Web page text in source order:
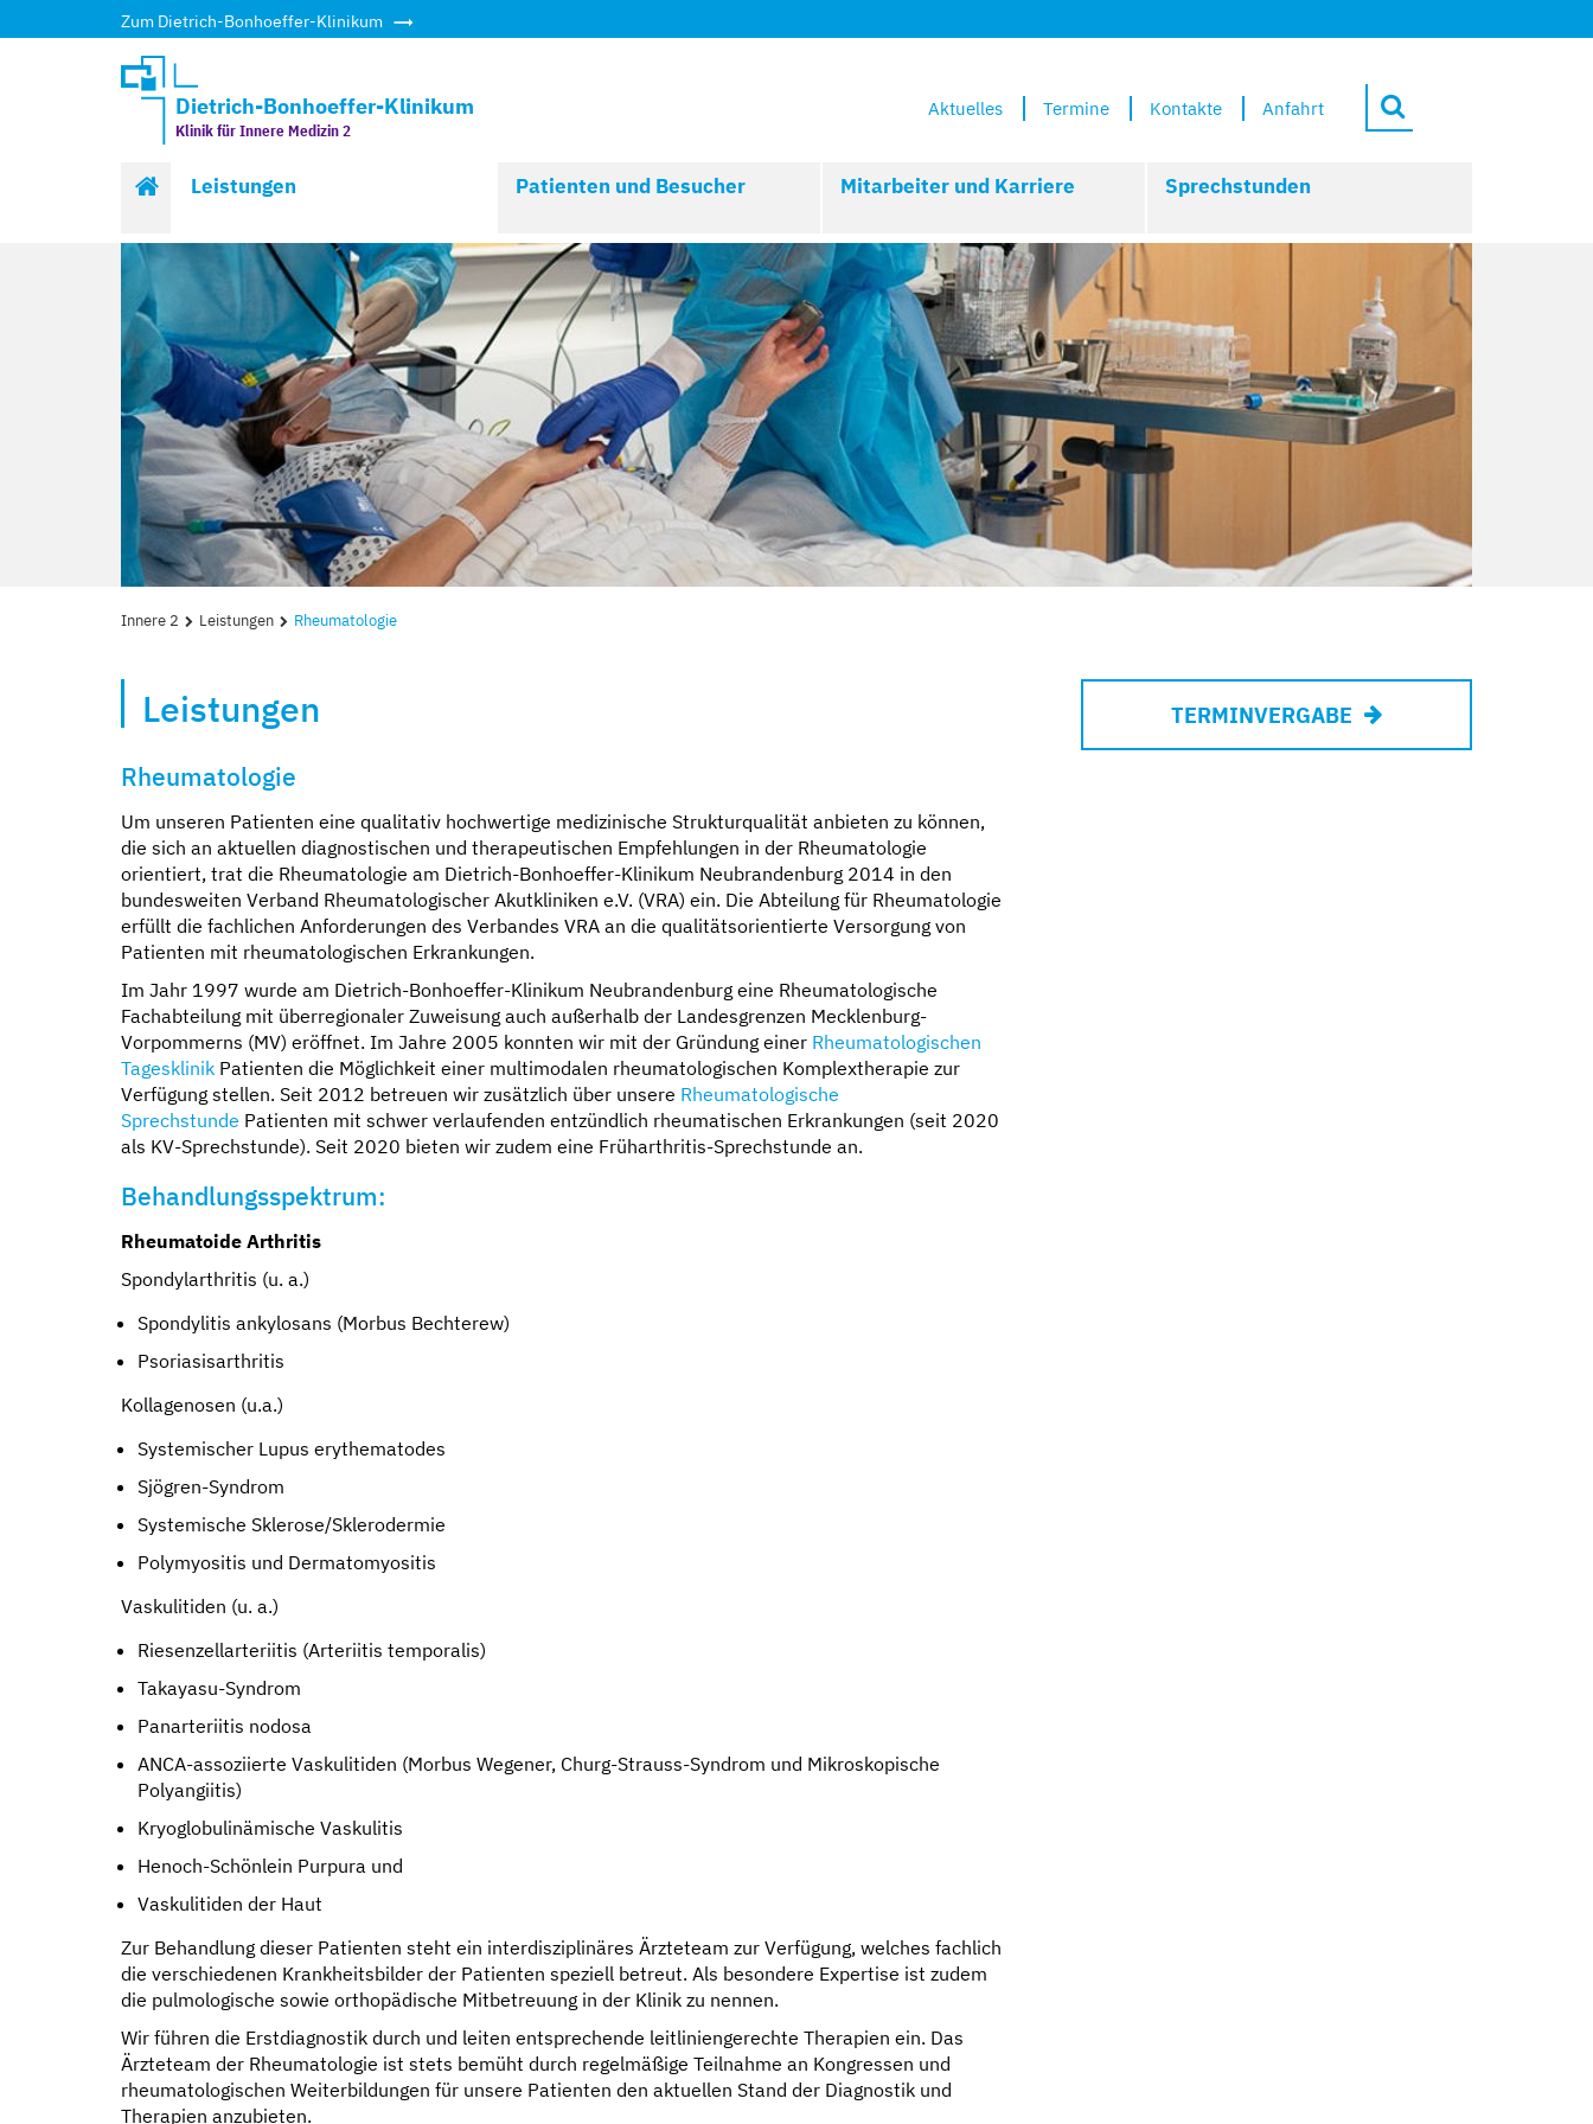
Zum Dietrich-Bonhoeffer-Klinikum
Dietrich-Bonhoeffer-Klinikum
Klinik für Innere Medizin 2
Aktuelles Termine Kontakte Anfahrt
Start
Leistungen Patienten und Besucher Mitarbeiter und Karriere Sprechstunden
Innere 2 Leistungen Rheumatologie
Leistungen
Rheumatologie
Um unseren Patienten eine qualitativ hochwertige medizinische Strukturqualität anbieten zu können,
die sich an aktuellen diagnostischen und therapeutischen Empfehlungen in der Rheumatologie
orientiert, trat die Rheumatologie am Dietrich-Bonhoeffer-Klinikum Neubrandenburg 2014 in den
bundesweiten Verband Rheumatologischer Akutkliniken e.V. (VRA) ein. Die Abteilung für Rheumatologie
erfüllt die fachlichen Anforderungen des Verbandes VRA an die qualitätsorientierte Versorgung von
Patienten mit rheumatologischen Erkrankungen.
Im Jahr 1997 wurde am Dietrich-Bonhoeffer-Klinikum Neubrandenburg eine Rheumatologische
Fachabteilung mit überregionaler Zuweisung auch außerhalb der Landesgrenzen Mecklenburg-
Vorpommerns (MV) eröffnet. Im Jahre 2005 konnten wir mit der Gründung einer Rheumatologischen
Tagesklinik Patienten die Möglichkeit einer multimodalen rheumatologischen Komplextherapie zur
Verfügung stellen. Seit 2012 betreuen wir zusätzlich über unsere Rheumatologische
Sprechstunde Patienten mit schwer verlaufenden entzündlich rheumatischen Erkrankungen (seit 2020
als KV-Sprechstunde). Seit 2020 bieten wir zudem eine Früharthritis-Sprechstunde an.
Behandlungsspektrum:
Rheumatoide Arthritis
Spondylarthritis (u. a.)
Spondylitis ankylosans (Morbus Bechterew)
Psoriasisarthritis
Kollagenosen (u.a.)
Systemischer Lupus erythematodes
Sjögren-Syndrom
Systemische Sklerose/Sklerodermie
Polymyositis und Dermatomyositis
Vaskulitiden (u. a.)
Riesenzellarteriitis (Arteriitis temporalis)
Takayasu-Syndrom
Panarteriitis nodosa
ANCA-assoziierte Vaskulitiden (Morbus Wegener, Churg-Strauss-Syndrom und Mikroskopische
Polyangiitis)
Kryoglobulinämische Vaskulitis
Henoch-Schönlein Purpura und
Vaskulitiden der Haut
Zur Behandlung dieser Patienten steht ein interdisziplinäres Ärzteteam zur Verfügung, welches fachlich
die verschiedenen Krankheitsbilder der Patienten speziell betreut. Als besondere Expertise ist zudem
die pulmologische sowie orthopädische Mitbetreuung in der Klinik zu nennen.
Wir führen die Erstdiagnostik durch und leiten entsprechende leitliniengerechte Therapien ein. Das
Ärzteteam der Rheumatologie ist stets bemüht durch regelmäßige Teilnahme an Kongressen und
rheumatologischen Weiterbildungen für unsere Patienten den aktuellen Stand der Diagnostik und
Therapien anzubieten.
TERMINVERGABE